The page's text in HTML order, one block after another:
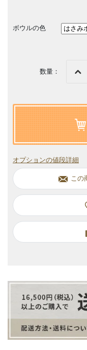
ボウルの色
数量：
オプションの値段詳細
この